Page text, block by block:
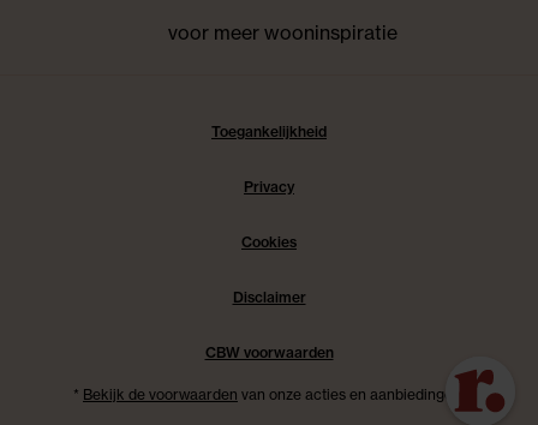
voor meer wooninspiratie
Toegankelijkheid
Privacy
Cookies
Disclaimer
CBW voorwaarden
* Bekijk de voorwaarden van onze acties en aanbiedingen.